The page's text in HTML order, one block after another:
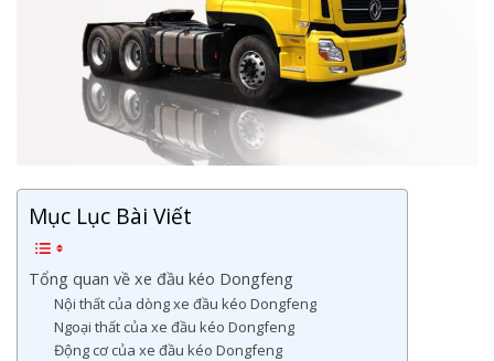
Mục Lục Bài Viết
Tổng quan về xe đầu kéo Dongfeng
Nội thất của dòng xe đầu kéo Dongfeng
Ngoại thất của xe đầu kéo Dongfeng
Động cơ của xe đầu kéo Dongfeng